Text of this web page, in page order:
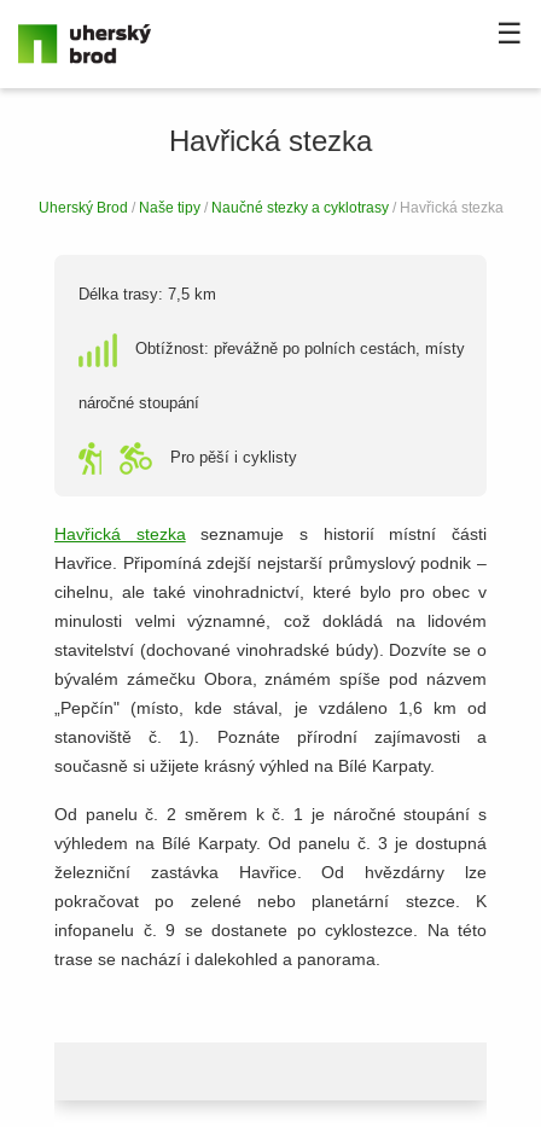
☰
Havřická stezka
Uherský Brod / Naše tipy / Naučné stezky a cyklotrasy/ Havřická stezka
Délka trasy: 7,5 km
Obtížnost: převážně po polních cestách, místy
náročné stoupání
Pro pěší i cyklisty
Havřická stezkaseznamuje s historií místní části
Havřice. Připomíná zdejší nejstarší průmyslový podnik –
cihelnu, ale také vinohradnictví, které bylo pro obec v
minulosti velmi významné, což dokládá na lidovém
stavitelství (dochované vinohradské búdy). Dozvíte se o
bývalém zámečku Obora, známém spíše pod názvem
„Pepčín" (místo, kde stával, je vzdáleno 1,6 km od
stanoviště č. 1). Poznáte přírodní zajímavosti a
současně si užijete krásný výhled na Bílé Karpaty.
Od panelu č. 2 směrem k č. 1 je náročné stoupání s
výhledem na Bílé Karpaty. Od panelu č. 3 je dostupná
železniční zastávka Havřice. Od hvězdárny lze
pokračovat po zelené nebo planetární stezce. K
infopanelu č. 9 se dostanete po cyklostezce. Na této
trase se nachází i dalekohled a panorama.